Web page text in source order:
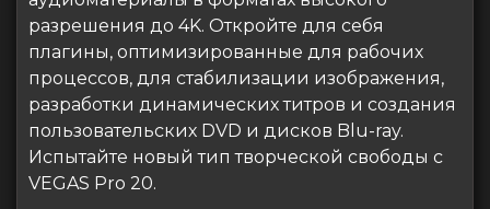
разрешения до 4K. Откройте для себя
плагины, оптимизированные для рабочих
процессов, для стабилизации изображения,
разработки динамических титров и создания
пользовательских DVD и дисков Blu-ray.
Испытайте новый тип творческой свободы с
VEGAS Pro 20.